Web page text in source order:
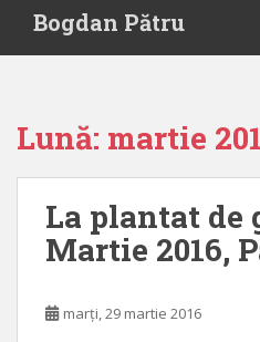
i
Bogdan Pătru
Lună: martie
La plantat de
Martie 2016,
marți, 29 martie 2016